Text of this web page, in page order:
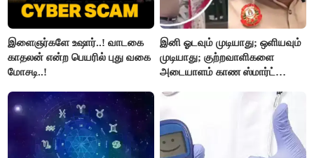
இளைஞர்களே உஷார்..! வாடகை
காதலன் என்ற பெயரில் புது வகை
மோசடி..!
இனி ஓடவும் முடியாது; ஒளியவும்
முடியாது; குற்றவாளிகளை
அடையாளம் காண ஸ்மார்ட்